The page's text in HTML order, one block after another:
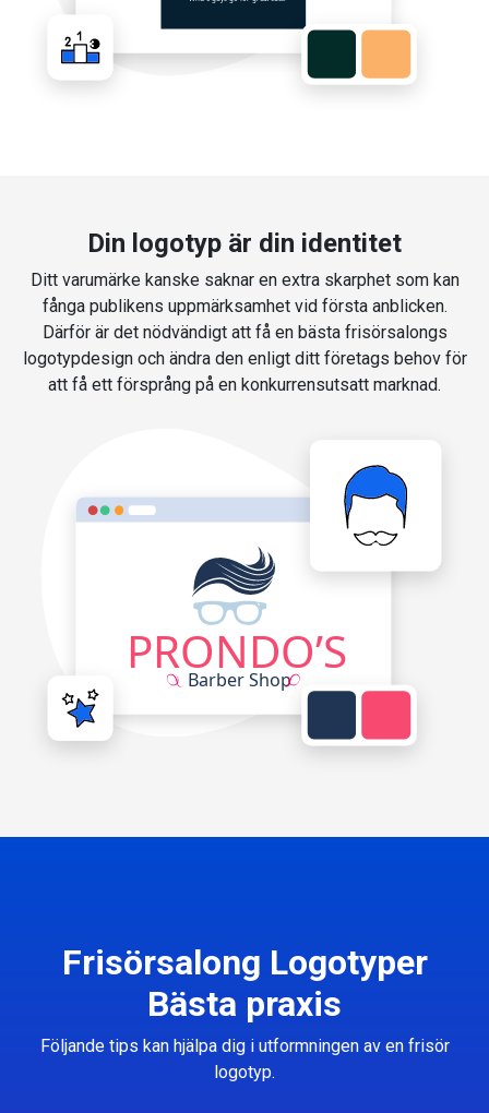
Din logotyp är din identitet
Ditt varumärke kanske saknar en extra skarphet som kan
fånga publikens uppmärksamhet vid första anblicken.
Därför är det nödvändigt att få en bästa frisörsalongs
logotypdesign och ändra den enligt ditt företags behov för
att få ett försprång på en konkurrensutsatt marknad.
Frisörsalong Logotyper
Bästa praxis
Följande tips kan hjälpa dig i utformningen av en frisör
logotyp.